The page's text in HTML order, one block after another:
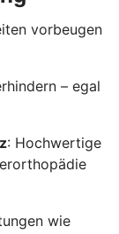
vorbeugen
– egal
: Hochwertige
wie